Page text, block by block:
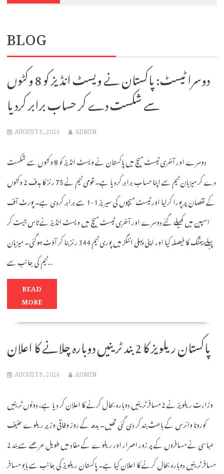
BLOG
دوسرا ٹیسٹ: پاکستان نے ویسٹ انڈیز کو 8 وکٹوں
سے شکست دے کر حساب برابر کردیا
AUGUST 5, 2026 ADMIN
دوسرے اور آخری ٹیسٹ میچ میں پاکستان نے ویسٹ انڈیز کو 8 وکٹوں سے شکست
دے کر میزبان ٹیم سے اپنا حساب برابر کردیا ہے۔ قومی ٹیم نے 75 رنز کا ہدف 2 وکٹوں
کے نقصان پر پورا کرلیا اور ٹیسٹ میچوں کی سیریز 1-1 سے برابر کردی ہے۔ پورٹ آف
اسپین میں کھیلے گئے دوسرے اور آخری ٹیسٹ میچ میں ویسٹ انڈیز نے ٹاس جیت کر
پہلے بیٹنگ کا فیصلہ کیا اور اپنی پہلی اننگز میں پوری ٹیم 344 رنز بنا کر آؤٹ ہوگئی۔ میزبان
ٹیم کی جانب سے…
READ
MORE
پاکستان ریلویز کا 2 بند ٹرینیں دوبارہ چلانے کا اعلان
AUGUST 5, 2026 ADMIN
وزارت ریلویز نے 2 مسافر ٹرینیں دوبارہ بحال کرنے کا اعلان کر دیا ہے، دونوں ٹرینیں
کورونا وائرس کے باعث بند کر دی گئی تھیں۔ بدھ کے روز وفاقی وزیرِ ریلوے حنیف
عباسی نے مسافروں کے پر زور اصرار اور ریلوے کے مفاد میں طویل عرصے سے بند 2
مسافر ٹرینیں دوبارہ بحال کرنے کا اعلان کیا ہے۔ پاکستان ریلویز کی جانب سے بابو مسافر